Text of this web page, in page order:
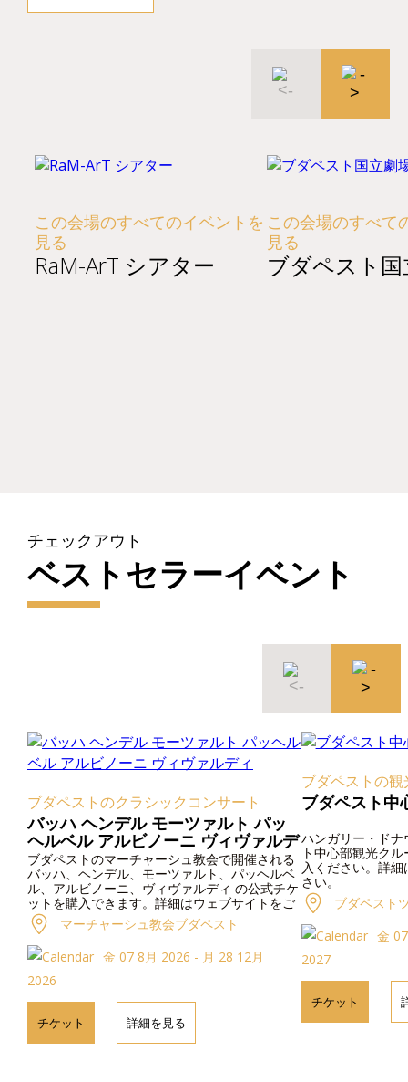
この会場のすべてのイベントを
見る
RaM-ArT シアター
この会場のすべて
見る
ブダペスト
チェックアウト
ベストセラーイベント
ブダペストのクラシックコンサート
バッハ ヘンデル モーツァルト パッ
ヘルベル アルビノーニ ヴィヴァルデ
ィ
ブダペストのマーチャーシュ教会で開催される
バッハ、ヘンデル、モーツァルト、パッヘルベ
ル、アルビノーニ、ヴィヴァルディ の公式チケ
ットを購入できます。詳細はウェブサイトをご
覧ください。
マーチャーシュ教会ブダペスト
金 07 8月 2026 - 月 28 12月
2026
チケット 詳細を見る
ブダペストの
ブダペスト中
ハンガリー・ド
ト中心部観光ク
入ください。詳
さい。
ブダペスト
金
2027
チケット